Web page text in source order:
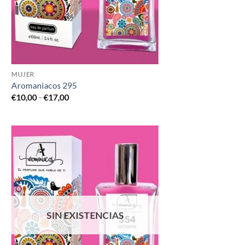
MUJER
Aromaniacos 295
€10,00-€17,00Rango
hasta
SIN EXISTENCIAS